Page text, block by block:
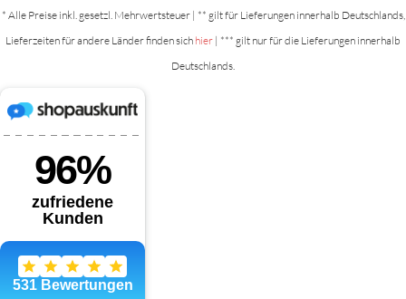
* Alle Preise inkl. gesetzl. Mehrwertsteuer | ** gilt für Lieferungen innerhalb Deutschlands,
Lieferzeiten für andere Länder finden sich hier | *** gilt nur für die Lieferungen innerhalb
Deutschlands.